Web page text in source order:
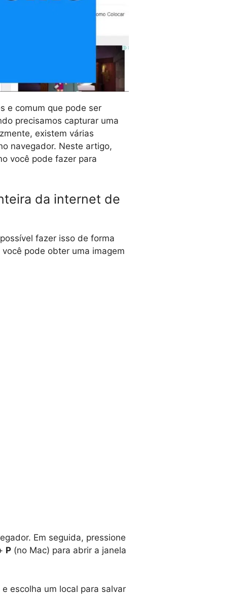
e comum que pode ser
precisamos capturar uma
existem várias
navegador. Neste artigo,
você pode fazer para
da internet de
fazer isso de forma
pode obter uma imagem
Em seguida, pressione
P (no Mac) para abrir a janela
e escolha um local para salvar